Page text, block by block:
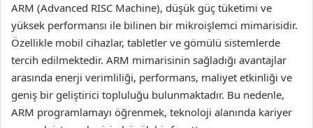
ARM (Advanced RISC Machine), düşük güç tüketimi ve
yüksek performansı ile bilinen bir mikroişlemci mimarisidir.
Özellikle mobil cihazlar, tabletler ve gömülü sistemlerde
tercih edilmektedir. ARM mimarisinin sağladığı avantajlar
arasında enerji verimliliği, performans, maliyet etkinliği ve
geniş bir geliştirici topluluğu bulunmaktadır. Bu nedenle,
ARM programlamayı öğrenmek, teknoloji alanında kariyer